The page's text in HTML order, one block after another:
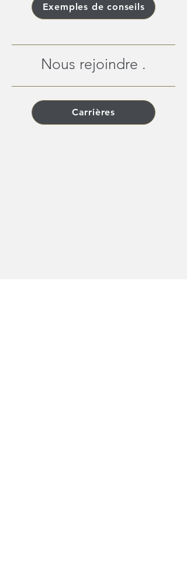
Exemples de conseils
Nous rejoindre .
Carrières